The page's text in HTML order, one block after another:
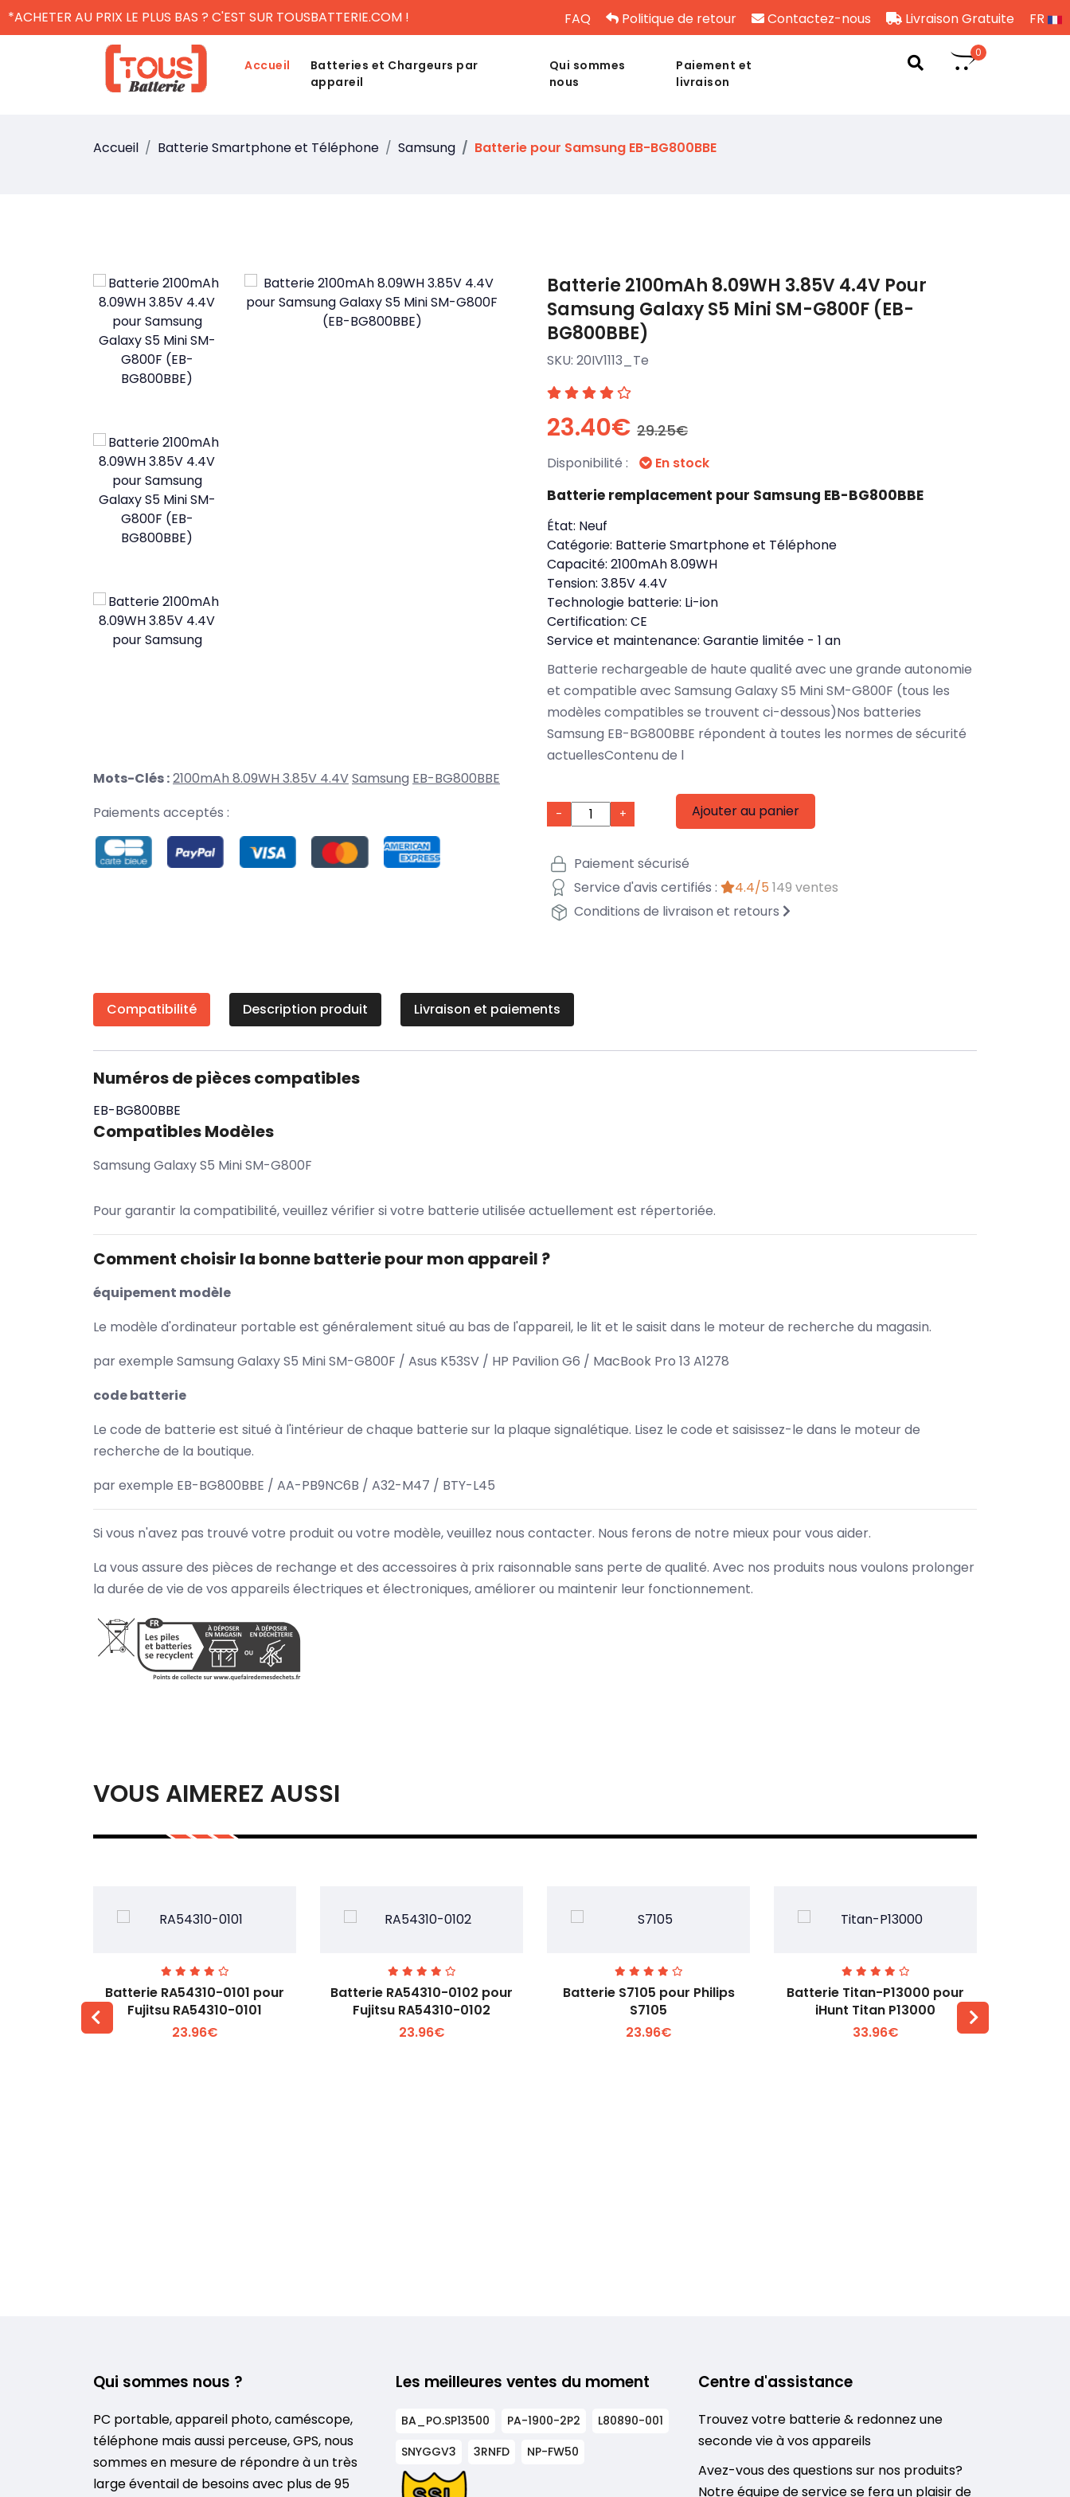
*ACHETER AU PRIX LE PLUS BAS ? C'EST SUR TOUSBATTERIE.COM ! FAQ Politique de retour Contactez-nous Livraison Gratuite FR
Accueil
Batteries et Chargeurs par
appareil
Qui sommes
nous
Paiement et
livraison
0
Accueil Batterie Smartphone et Téléphone Samsung Batterie pour Samsung EB-BG800BBE
Mots-Clés :2100mAh 8.09WH 3.85V 4.4VSamsung EB-BG800BBE
Paiements acceptés :
Batterie 2100mAh 8.09WH 3.85V 4.4V Pour
Samsung Galaxy S5 Mini SM-G800F (EB-
BG800BBE)
SKU: 20IV1113_Te
23.40€ 29.25€
Disponibilité : En stock
Batterie remplacement pour Samsung EB-BG800BBE
État: Neuf
Catégorie: Batterie Smartphone et Téléphone
Capacité: 2100mAh 8.09WH
Tension: 3.85V 4.4V
Technologie batterie: Li-ion
Certification: CE
Service et maintenance: Garantie limitée - 1 an
Batterie rechargeable de haute qualité avec une grande autonomie
et compatible avec Samsung Galaxy S5 Mini SM-G800F (tous les
modèles compatibles se trouvent ci-dessous)Nos batteries
Samsung EB-BG800BBE répondent à toutes les normes de sécurité
actuellesContenu de l
- + Ajouter au panier
Paiement sécurisé
Service d'avis certifiés :
4.4/5 149 ventes
Conditions de livraison et retours
Compatibilité Description produit Livraison et paiements
Numéros de pièces compatibles
EB-BG800BBE
Compatibles Modèles
Samsung Galaxy S5 Mini SM-G800F
Pour garantir la compatibilité, veuillez vérifier si votre batterie utilisée actuellement est répertoriée.
Comment choisir la bonne batterie pour mon appareil ?
équipement modèle
Le modèle d'ordinateur portable est généralement situé au bas de l'appareil, le lit et le saisit dans le moteur de recherche du magasin.
par exemple Samsung Galaxy S5 Mini SM-G800F / Asus K53SV / HP Pavilion G6 / MacBook Pro 13 A1278
code batterie
Le code de batterie est situé à l'intérieur de chaque batterie sur la plaque signalétique. Lisez le code et saisissez-le dans le moteur de
recherche de la boutique.
par exemple EB-BG800BBE / AA-PB9NC6B / A32-M47 / BTY-L45
Si vous n'avez pas trouvé votre produit ou votre modèle, veuillez nous contacter. Nous ferons de notre mieux pour vous aider.
La vous assure des pièces de rechange et des accessoires à prix raisonnable sans perte de qualité. Avec nos produits nous voulons prolonger
la durée de vie de vos appareils électriques et électroniques, améliorer ou maintenir leur fonctionnement.
VOUS AIMEREZ AUSSI
Voir plus +
Batterie RA54310-0101 pour
Fujitsu RA54310-0101
23.96€
Voir plus +
Batterie RA54310-0102 pour
Fujitsu RA54310-0102
23.96€
Voir plus +
Batterie S7105 pour Philips
S7105
23.96€
Voir plus +
Batterie Titan-P13000 pour
iHunt Titan P13000
33.96€
Qui sommes nous ?
PC portable, appareil photo, caméscope,
téléphone mais aussi perceuse, GPS, nous
sommes en mesure de répondre à un très
large éventail de besoins avec plus de 95
Les meilleures ventes du moment
BA_PO.SP13500 PA-1900-2P2
L80890-001
SNYGGV3
3RNFD NP-FW50
Centre d'assistance
Trouvez votre batterie & redonnez une
seconde vie à vos appareils
Avez-vous des questions sur nos produits?
Notre équipe de service se fera un plaisir de